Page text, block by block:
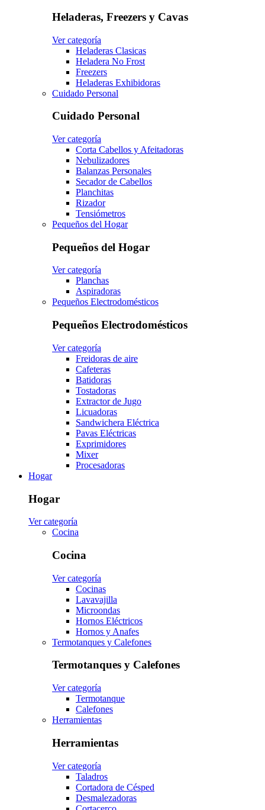
Heladeras, Freezers y Cavas
Ver categoría
Heladeras Clasicas
Heladera No Frost
Freezers
Heladeras Exhibidoras
Cuidado Personal
Cuidado Personal
Ver categoría
Corta Cabellos y Afeitadoras
Nebulizadores
Balanzas Personales
Secador de Cabellos
Planchitas
Rizador
Tensiómetros
Pequeños del Hogar
Pequeños del Hogar
Ver categoría
Planchas
Aspiradoras
Pequeños Electrodomésticos
Pequeños Electrodomésticos
Ver categoría
Freidoras de aire
Cafeteras
Batidoras
Tostadoras
Extractor de Jugo
Licuadoras
Sandwichera Eléctrica
Pavas Eléctricas
Exprimidores
Mixer
Procesadoras
Hogar
Hogar
Ver categoría
Cocina
Cocina
Ver categoría
Cocinas
Lavavajilla
Microondas
Hornos Eléctricos
Hornos y Anafes
Termotanques y Calefones
Termotanques y Calefones
Ver categoría
Termotanque
Calefones
Herramientas
Herramientas
Ver categoría
Taladros
Cortadora de Césped
Desmalezadoras